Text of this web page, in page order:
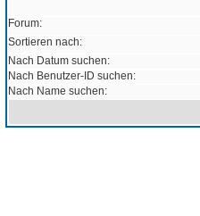
Forum:
Sortieren nach:
Nach Datum suchen:
Nach Benutzer-ID suchen:
Nach Name suchen: